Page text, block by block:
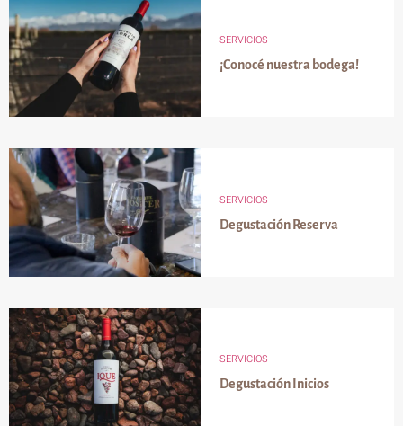
SERVICIOS
¡Conocé nuestra bodega!
SERVICIOS
Degustación Reserva
SERVICIOS
Degustación Inicios